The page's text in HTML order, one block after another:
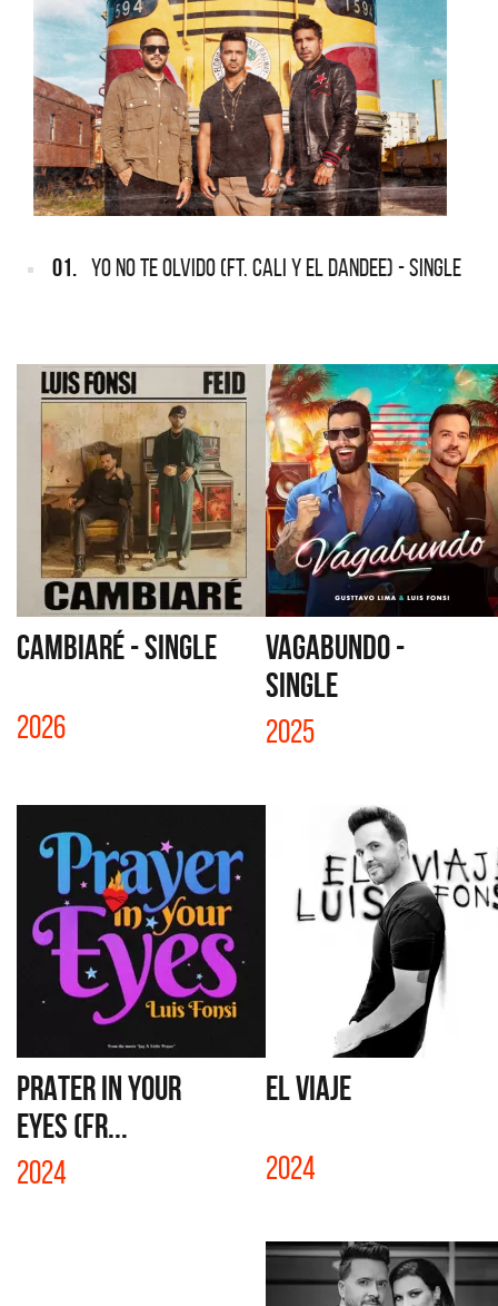
01. YO NO TE OLVIDO (FT. CALI Y EL DANDEE) - SINGLE
CAMBIARÉ - SINGLE
2026
VAGABUNDO -
SINGLE
2025
PRATER IN YOUR
EYES (FR...
2024
EL VIAJE
2024